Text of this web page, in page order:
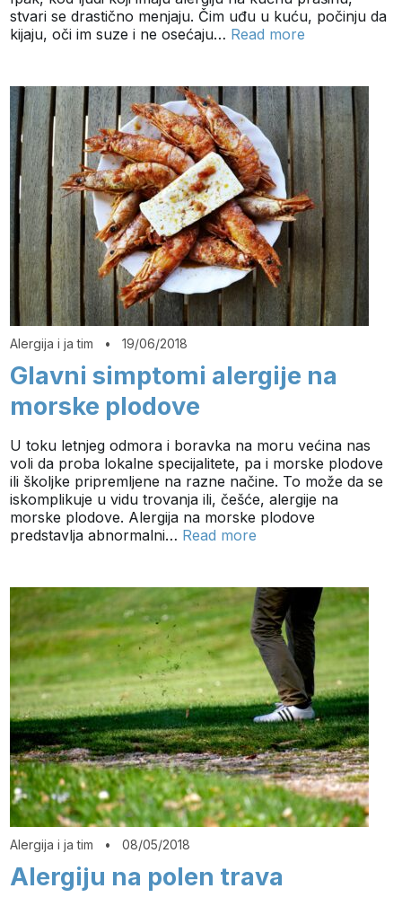
stvari se drastično menjaju. Čim uđu u kuću, počinju da
kijaju, oči im suze i ne osećaju… Read more
Alergija i ja tim •19/06/2018
Glavni simptomi alergije na
morske plodove
U toku letnjeg odmora i boravka na moru većina nas
voli da proba lokalne specijalitete, pa i morske plodove
ili školjke pripremljene na razne načine. To može da se
iskomplikuje u vidu trovanja ili, češće, alergije na
morske plodove. Alergija na morske plodove
predstavlja abnormalni… Read more
Alergija i ja tim •08/05/2018
Alergiju na polen trava